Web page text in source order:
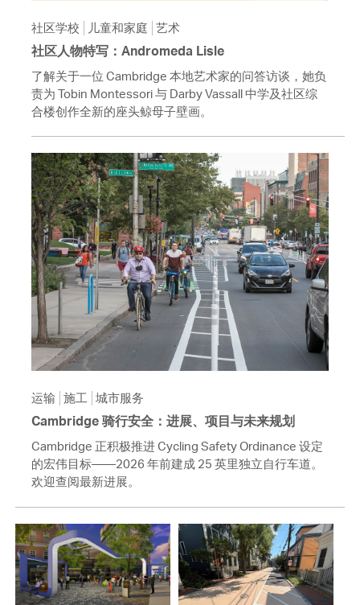
社区学校 儿童和家庭 艺术
社区人物特写：Andromeda Lisle
了解关于一位 Cambridge 本地艺术家的问答访谈，她负
责为 Tobin Montessori 与 Darby Vassall 中学及社区综
合楼创作全新的座头鲸母子壁画。
运输 施工 城市服务
Cambridge 骑行安全：进展、项目与未来规划
Cambridge 正积极推进 Cycling Safety Ordinance 设定
的宏伟目标——2026 年前建成 25 英里独立自行车道。
欢迎查阅最新进展。